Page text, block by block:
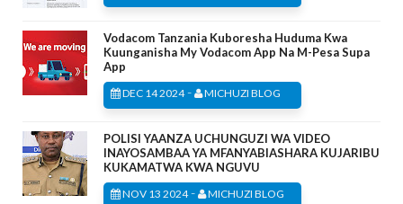
Vodacom Tanzania Kuboresha Huduma Kwa
Kuunganisha My Vodacom App Na M-Pesa Supa
App
DEC 14 2024- MICHUZI BLOG
POLISI YAANZA UCHUNGUZI WA VIDEO
INAYOSAMBAA YA MFANYABIASHARA KUJARIBU
KUKAMATWA KWA NGUVU
NOV 13 2024- MICHUZI BLOG